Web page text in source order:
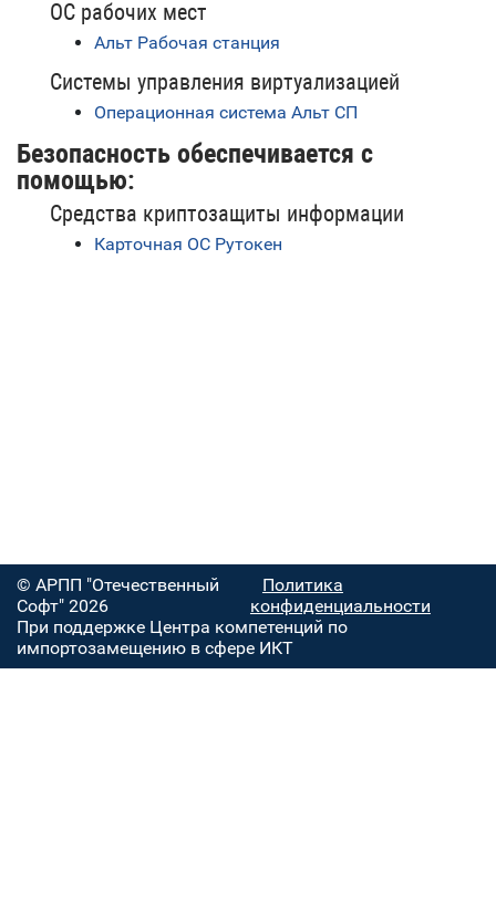
ОС рабочих мест
Альт Рабочая станция
Системы управления виртуализацией
Операционная система Альт СП
Безопасность обеспечивается с
помощью:
Средства криптозащиты информации
Карточная ОС Рутокен
© АРПП "Отечественный
Софт" 2026
Политика
конфиденциальности
При поддержке Центра компетенций по
импортозамещению в сфере ИКТ